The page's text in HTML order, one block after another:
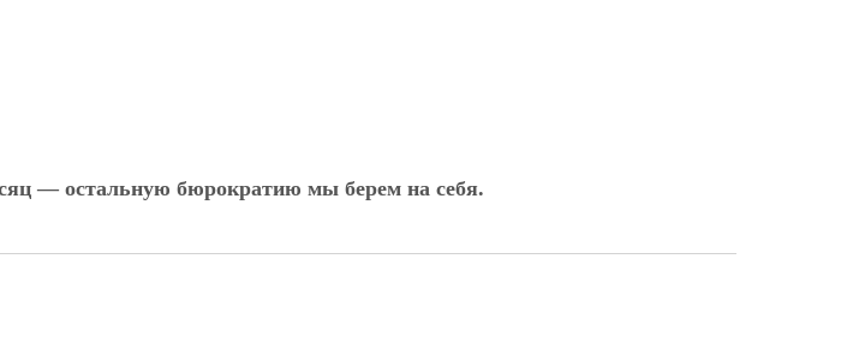
— остальную бюрократию мы берем на себя.